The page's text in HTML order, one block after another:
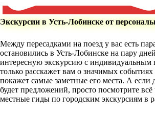
Экскурсии в Усть-Лобинске от
Между пересадками на поезд у вас есть
остановились в Усть-Лобинске на пару
интересную экскурсию с индивидуальным
только расскажет вам о значимых
покажет самые заметные его места. А если
будет предложений, просто посмотрите всё
местные гиды по городским экскурсиям в